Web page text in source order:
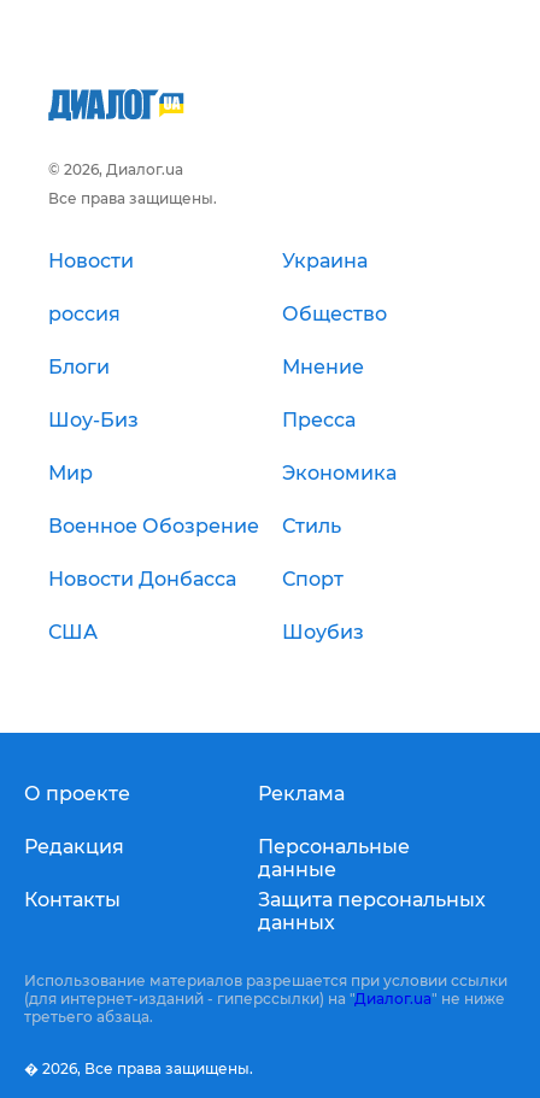
© 2026, Диалог.ua
Все права защищены.
Новости Украина
россия Общество
Блоги Мнение
Шоу-Биз Пресса
Мир Экономика
Военное Обозрение Стиль
Новости Донбасса Спорт
США Шоубиз
О проекте
Редакция
Контакты
Реклама
Персональные
данные
Защита персональных
данных
Использование материалов разрешается при условии ссылки
(для интернет-изданий - гиперссылки) на "Диалог.ua" не ниже
третьего абзаца.
� 2026, Все права защищены.